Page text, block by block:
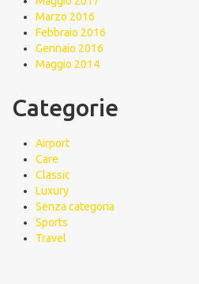
Marzo 2016
Febbraio 2016
Gennaio 2016
Maggio 2014
Categorie
Airport
Care
Classic
Luxury
Senza categoria
Sports
Travel